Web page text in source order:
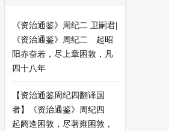
《资治通鉴》周纪二 卫嗣君|
《资治通鉴》周纪二 起昭
阳赤奋若，尽上章困敦，凡
四十八年
【资治通鉴周纪四翻译国
者】《资治通鉴》周纪四
起阏逢困敦，尽著雍困敦，